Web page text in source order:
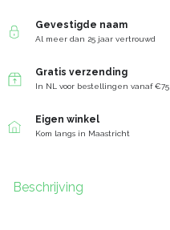
Gevestigde naam
Al meer dan 25 jaar vertrouwd
Gratis verzending
In NL voor bestellingen vanaf €75
Eigen winkel
Kom langs in Maastricht
Beschrijving